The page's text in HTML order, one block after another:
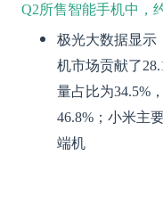
Q2所售智能手机中，
极光大数据显示
机市场贡献了
量占比为34.5%
46.8%；小米主
端机